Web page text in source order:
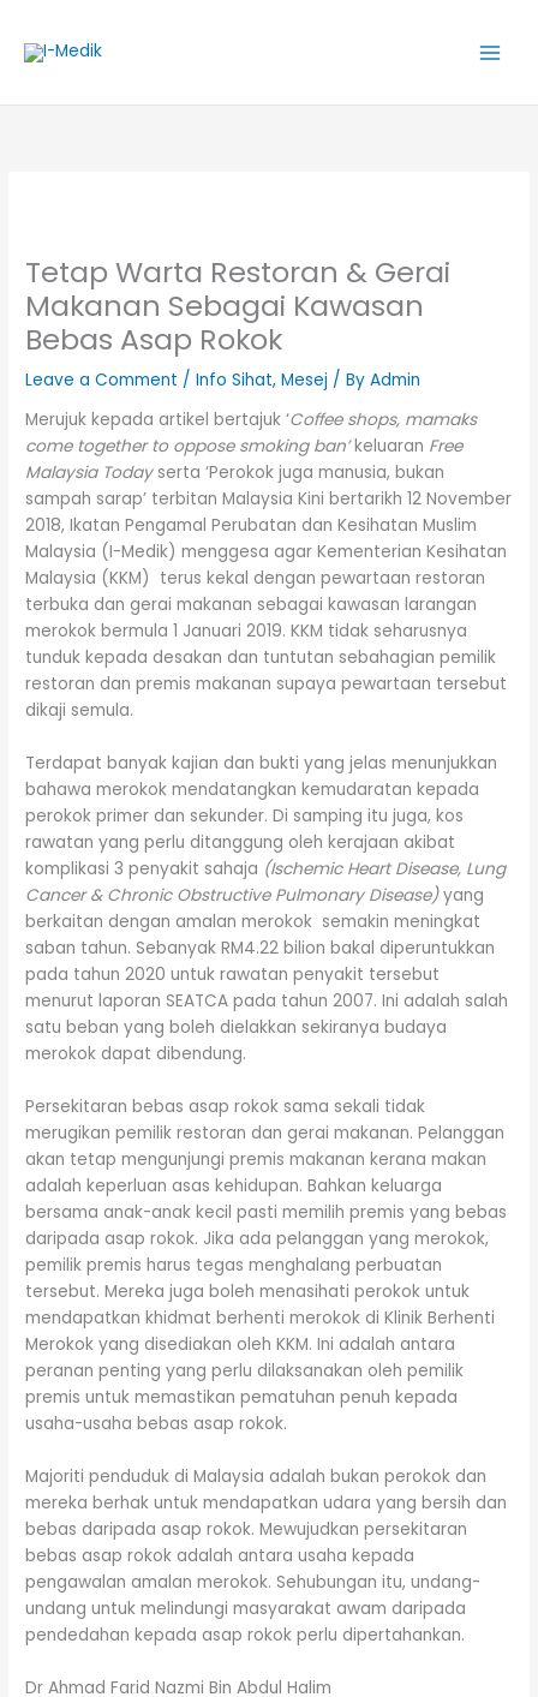
content
Tetap Warta Restoran & Gerai
Makanan Sebagai Kawasan
Bebas Asap Rokok
Leave a Comment /Info Sihat,Mesej / ByAdmin
Merujuk kepada artikel bertajuk ‘Coffee shops, mamaks
come together to oppose smoking ban’keluaran Free
Malaysia Todayserta ‘Perokok juga manusia, bukan
sampah sarap’ terbitan Malaysia Kini bertarikh 12 November
2018, Ikatan Pengamal Perubatan dan Kesihatan Muslim
Malaysia (I-Medik) menggesa agar Kementerian Kesihatan
Malaysia (KKM) terus kekal dengan pewartaan restoran
terbuka dan gerai makanan sebagai kawasan larangan
merokok bermula 1 Januari 2019. KKM tidak seharusnya
tunduk kepada desakan dan tuntutan sebahagian pemilik
restoran dan premis makanan supaya pewartaan tersebut
dikaji semula.
Terdapat banyak kajian dan bukti yang jelas menunjukkan
bahawa merokok mendatangkan kemudaratan kepada
perokok primer dan sekunder. Di samping itu juga, kos
rawatan yang perlu ditanggung oleh kerajaan akibat
komplikasi 3 penyakit sahaja (Ischemic Heart Disease, Lung
Cancer & Chronic Obstructive Pulmonary Disease)yang
berkaitan dengan amalan merokok semakin meningkat
saban tahun. Sebanyak RM4.22 bilion bakal diperuntukkan
pada tahun 2020 untuk rawatan penyakit tersebut
menurut laporan SEATCA pada tahun 2007. Ini adalah salah
satu beban yang boleh dielakkan sekiranya budaya
merokok dapat dibendung.
Persekitaran bebas asap rokok sama sekali tidak
merugikan pemilik restoran dan gerai makanan. Pelanggan
akan tetap mengunjungi premis makanan kerana makan
adalah keperluan asas kehidupan. Bahkan keluarga
bersama anak-anak kecil pasti memilih premis yang bebas
daripada asap rokok. Jika ada pelanggan yang merokok,
pemilik premis harus tegas menghalang perbuatan
tersebut. Mereka juga boleh menasihati perokok untuk
mendapatkan khidmat berhenti merokok di Klinik Berhenti
Merokok yang disediakan oleh KKM. Ini adalah antara
peranan penting yang perlu dilaksanakan oleh pemilik
premis untuk memastikan pematuhan penuh kepada
usaha-usaha bebas asap rokok.
Majoriti penduduk di Malaysia adalah bukan perokok dan
mereka berhak untuk mendapatkan udara yang bersih dan
bebas daripada asap rokok. Mewujudkan persekitaran
bebas asap rokok adalah antara usaha kepada
pengawalan amalan merokok. Sehubungan itu, undang-
undang untuk melindungi masyarakat awam daripada
pendedahan kepada asap rokok perlu dipertahankan.
Dr Ahmad Farid Nazmi Bin Abdul Halim